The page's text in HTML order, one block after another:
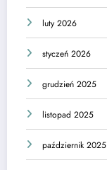
luty 2026
styczeń 2026
grudzień 2025
listopad 2025
październik 2025